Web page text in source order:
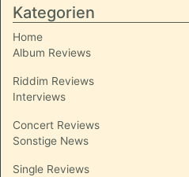
Kategorien
Home
Album Reviews
Riddim Reviews
Interviews
Concert Reviews
Sonstige News
Single Reviews